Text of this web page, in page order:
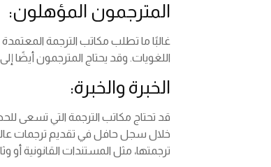
المترجمون المؤهلون:
غالبًا ما تطلب مكاتب الترجمة
اللغويات. وقد يحتاج المترجمون أيضًا
الخبرة والخبرة:
قد تحتاج مكاتب الترجمة التي تسعى
خلال سجل حافل في تقديم ترجمات عالية
ترجمتها، مثل المستندات القانونية أو